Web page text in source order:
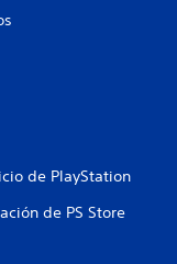
de PlayStation
de PS Store